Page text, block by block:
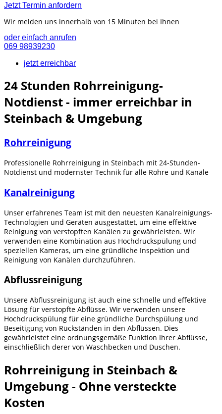
Jetzt Termin anfordern
Wir melden uns innerhalb von 15 Minuten bei Ihnen
oder einfach anrufen
069 98939230
jetzt erreichbar
24 Stunden Rohrreinigung-
Notdienst - immer erreichbar in
Steinbach & Umgebung
Rohrreinigung
Professionelle Rohrreinigung in Steinbach mit 24-Stunden-
Notdienst und modernster Technik für alle Rohre und Kanäle
Kanalreinigung
Unser erfahrenes Team ist mit den neuesten Kanalreinigungs-
Technologien und Geräten ausgestattet, um eine effektive
Reinigung von verstopften Kanälen zu gewährleisten. Wir
verwenden eine Kombination aus Hochdruckspülung und
speziellen Kameras, um eine gründliche Inspektion und
Reinigung von Kanälen durchzuführen.
Abflussreinigung
Unsere Abflussreinigung ist auch eine schnelle und effektive
Lösung für verstopfte Abflüsse. Wir verwenden unsere
Hochdruckspülung für eine gründliche Durchspülung und
Beseitigung von Rückständen in den Abflüssen. Dies
gewährleistet eine ordnungsgemäße Funktion Ihrer Abflüsse,
einschließlich derer von Waschbecken und Duschen.
Rohrreinigung in Steinbach &
Umgebung - Ohne versteckte
Kosten